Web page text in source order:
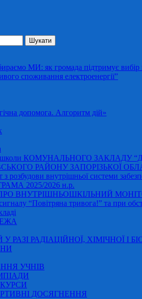
МИ: як громада підтримує вибір
споживання електроенергії”
допомога. Алгоритм дій»
школи КОМУНАЛЬНОГО
РАЙОНУ ЗАПОРІЗЬКОЇ
з розбудови внутрішньої системи
2025/2026 н.р.
ВНУТРІШНЬОШКІЛЬНИЙ
“Повітряна тривога!” та при
РАЗІ РАДІАЦІЙНОЇ, ХІМІЧНОЇ І
УЧНІВ
ДОСЯГНЕННЯ